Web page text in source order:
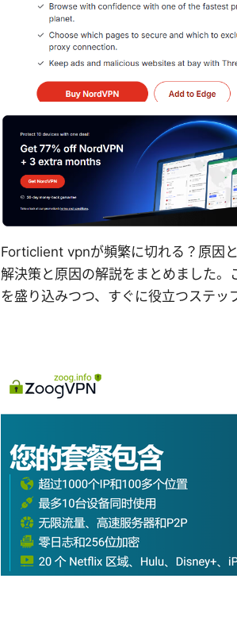
Forticlient vpnが頻繁に切れる？原因
解決策と原因の解説をまとめました
を盛り込みつつ、すぐに役立つステッ